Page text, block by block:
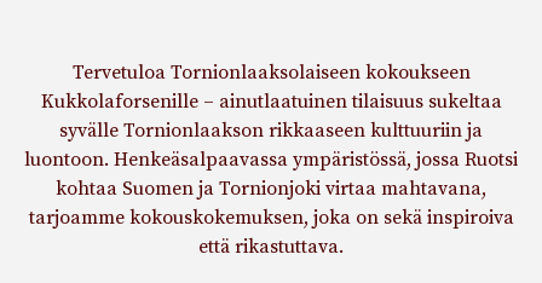
Tervetuloa Tornionlaaksolaiseen kokoukseen
Kukkolaforsenille – ainutlaatuinen tilaisuus sukeltaa
syvälle Tornionlaakson rikkaaseen kulttuuriin ja
luontoon. Henkeäsalpaavassa ympäristössä, jossa Ruotsi
kohtaa Suomen ja Tornionjoki virtaa mahtavana,
tarjoamme kokouskokemuksen, joka on sekä inspiroiva
että rikastuttava.